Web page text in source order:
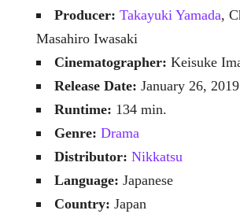
Producer: Takayuki Yamada,
Masahiro Iwasaki
Cinematographer: Keisuke
Release Date: January 26, 2019
Runtime: 134 min.
Genre: Drama
Distributor: Nikkatsu
Language: Japanese
Country: Japan